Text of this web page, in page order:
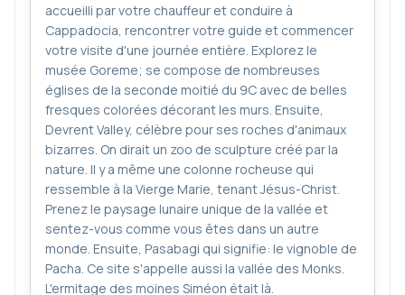
accueilli par votre chauffeur et conduire à
Cappadocia, rencontrer votre guide et commencer
votre visite d'une journée entière. Explorez le
musée Goreme; se compose de nombreuses
églises de la seconde moitié du 9C avec de belles
fresques colorées décorant les murs. Ensuite,
Devrent Valley, célèbre pour ses roches d'animaux
bizarres. On dirait un zoo de sculpture créé par la
nature. Il y a même une colonne rocheuse qui
ressemble à la Vierge Marie, tenant Jésus-Christ.
Prenez le paysage lunaire unique de la vallée et
sentez-vous comme vous êtes dans un autre
monde. Ensuite, Pasabagi qui signifie: le vignoble de
Pacha. Ce site s'appelle aussi la vallée des Monks.
L'ermitage des moines Siméon était là.